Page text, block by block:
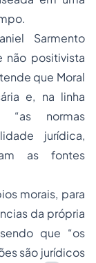
Sarmento
positivista
que Moral
e, na linha
“as normas
jurídica,
as fontes
morais, para
da própria
que “os
são jurídicos